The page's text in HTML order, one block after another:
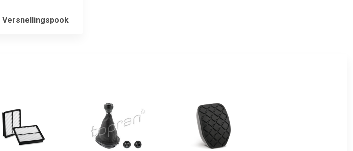
Versnellingspook